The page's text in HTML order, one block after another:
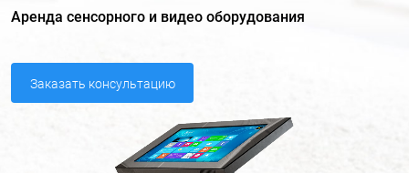
Аренда сенсорного и видео оборудования
Заказать консультацию